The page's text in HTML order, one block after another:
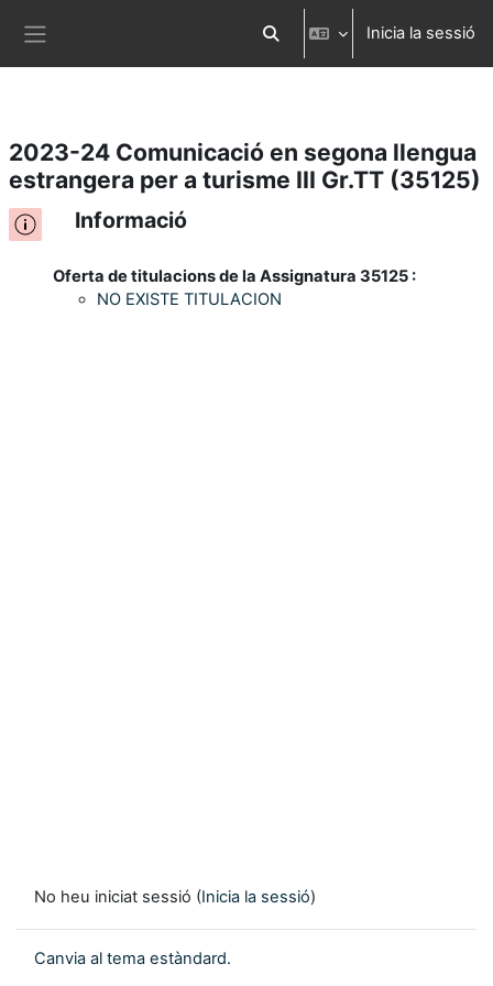
Ves al contingut principal Commuta l'entrada de la cerca
Inicia la sessió
2023-24 Comunicació en segona llengua
estrangera per a turisme III Gr.TT (35125)
Informació
Oferta de titulacions de la Assignatura 35125 :
NO EXISTE TITULACION
No heu iniciat sessió (Inicia la sessió)
Canvia al tema estàndard.